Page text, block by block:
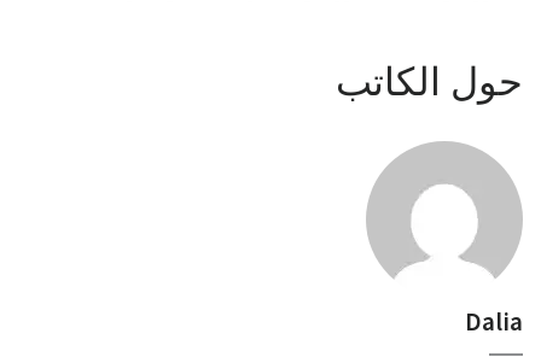
حول الكاتب
Dalia